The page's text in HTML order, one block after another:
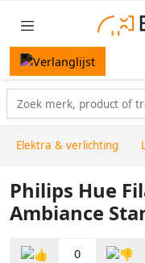
Elektra & verlichting
Philips Hue
Ambiance
0